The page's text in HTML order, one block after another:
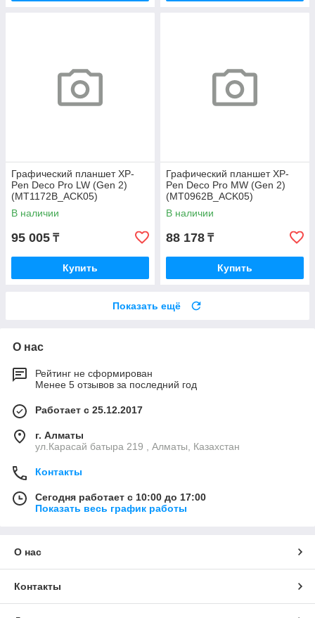
Графический планшет XP-
Pen Deco Pro LW (Gen 2)
(MT1172B_ACK05)
В наличии
95 005 ₸
Купить
Графический планшет XP-
Pen Deco Pro MW (Gen 2)
(MT0962B_ACK05)
В наличии
88 178 ₸
Купить
Показать ещё
О нас
Рейтинг не сформирован
Менее 5 отзывов за последний год
Работает с 25.12.2017
г. Алматы
ул.Карасай батыра 219 , Алматы, Казахстан
Контакты
Сегодня работает с 10:00 до 17:00
Показать весь график работы
О нас
Контакты